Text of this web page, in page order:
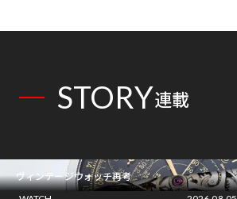
STORY連載
ヴィンテージウォッチ再考